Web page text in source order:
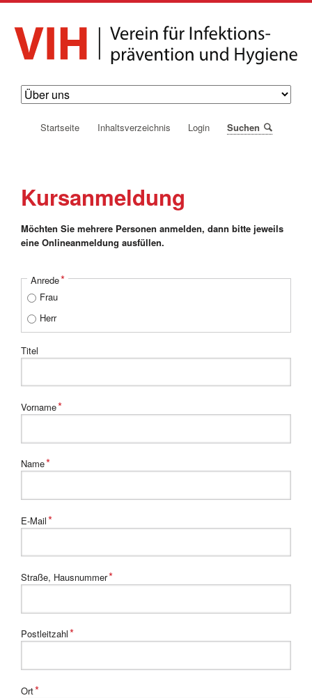
Navigation
Startseite Inhaltsverzeichnis Login
Kursanmeldung
Möchten Sie mehrere Personen anmelden, dann bitte jeweils
eine Onlineanmeldung ausfüllen.
Pflichtfeld
Anrede*
Frau
Herr
Titel
Pflichtfeld
Vorname*
Pflichtfeld
Name*
Pflichtfeld
E-Mail*
Pflichtfeld
Straße, Hausnummer*
Pflichtfeld
Postleitzahl*
Pflichtfeld
Ort*